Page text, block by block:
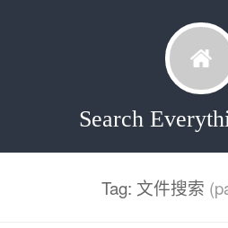
Search
Tag: 文件搜索